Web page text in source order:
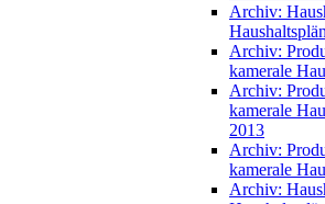
Archiv:
Archiv:
kamerale
Archiv:
kamerale
2013
Archiv:
kamerale
Archiv: